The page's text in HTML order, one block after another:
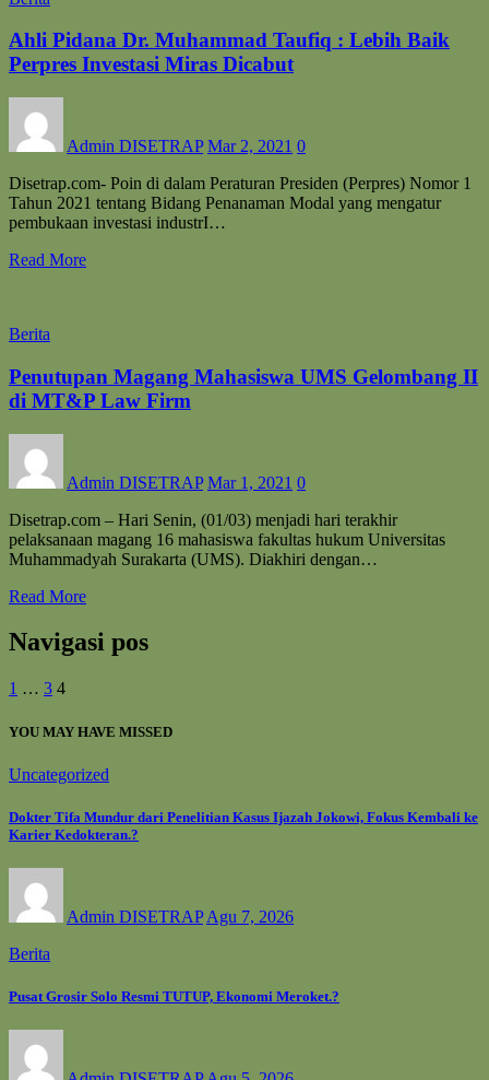
Ahli Pidana Dr. Muhammad Taufiq : Lebih Baik
Perpres Investasi Miras Dicabut
Admin DISETRAP Mar 2, 2021 0
Disetrap.com- Poin di dalam Peraturan Presiden (Perpres) Nomor 1
Tahun 2021 tentang Bidang Penanaman Modal yang mengatur
pembukaan investasi industrI…
Read More
Berita
Penutupan Magang Mahasiswa UMS Gelombang II
di MT&P Law Firm
Admin DISETRAP Mar 1, 2021 0
Disetrap.com – Hari Senin, (01/03) menjadi hari terakhir
pelaksanaan magang 16 mahasiswa fakultas hukum Universitas
Muhammadyah Surakarta (UMS). Diakhiri dengan…
Read More
Navigasi pos
1 … 3 4
YOU MAY HAVE MISSED
Uncategorized
Dokter Tifa Mundur dari Penelitian Kasus Ijazah Jokowi, Fokus Kembali ke
Karier Kedokteran.?
Admin DISETRAP Agu 7, 2026
Berita
Pusat Grosir Solo Resmi TUTUP, Ekonomi Meroket.?